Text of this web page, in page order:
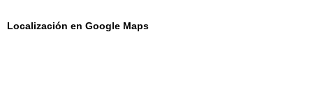
Localización en Google Maps